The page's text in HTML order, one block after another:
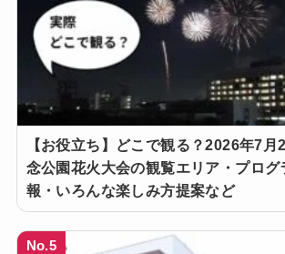
【お役立ち】どこで観る？2026年7
念公園花火大会の観覧エリア・プログ
報・いろんな楽しみ方提案など
No.5